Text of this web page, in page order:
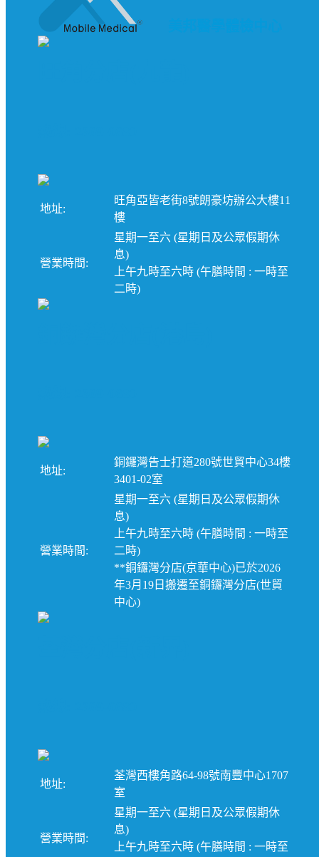
地址:
旺角亞皆老街8號朗豪坊辦公大樓11
樓
營業時間:
星期一至六 (星期日及公眾假期休
息)
上午九時至六時 (午膳時間 : 一時至
二時)
地址:
銅鑼灣告士打道280號世貿中心34樓
3401-02室
營業時間:
星期一至六 (星期日及公眾假期休
息)
上午九時至六時 (午膳時間 : 一時至
二時)
**銅鑼灣分店(京華中心)已於2026
年3月19日搬遷至銅鑼灣分店(世貿
中心)
地址:
荃灣西樓角路64-98號南豐中心1707
室
營業時間:
星期一至六 (星期日及公眾假期休
息)
上午九時至六時 (午膳時間 : 一時至